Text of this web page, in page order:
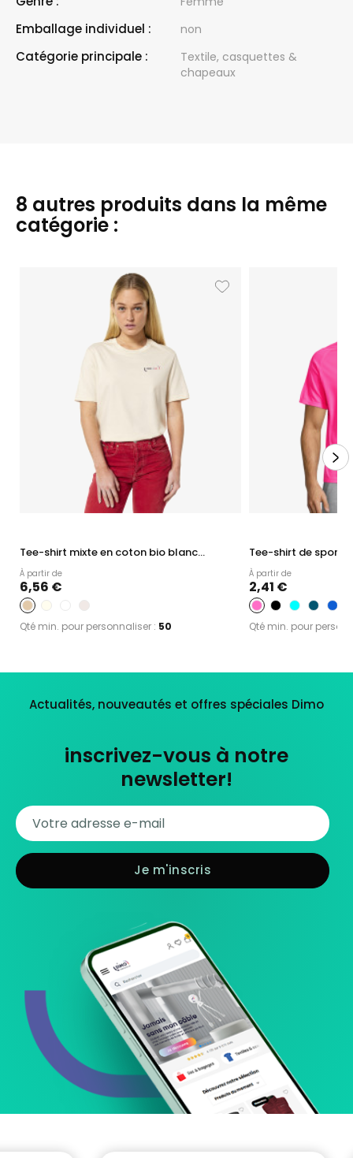
Emballage individuel : non
Catégorie principale :
Textile, casquettes &
chapeaux
8 autres produits dans la même
catégorie :
Tee-shirt mixte en coton bio blanc...
À partir de
6,56 €
Qté min. pour personnaliser : 50
Tee-shirt de sport
À partir de
2,41 €
Qté min. pour
Actualités, nouveautés et offres spéciales Dimo
inscrivez-vous à notre
newsletter!